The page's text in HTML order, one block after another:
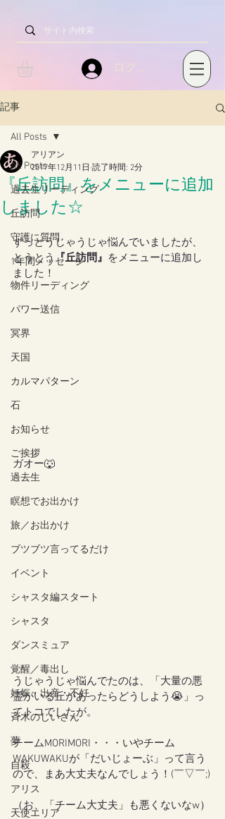
ログイン
記事
All Posts
過去生リーディング
丘訪問
守護に質問
1年間メッセージ
物件リーディング
パワー送信
冥界
天国
カルマパターン
石
お知らせ
ご挨拶
過去生
瞑想でお出かけ
旅／お出かけ
ブツブツ言ってるだけ
イベント
シャスタ編スタート
シャスタ
ダンスミュア
覚醒／毒出し
妊娠・出産・不妊
斉木のじいさん
夢
自殺
アリス
天使エリア
All Posts
『丘訪問』をメニューに追加
しました☆
アリアン
2017年12月11日 読了時間: 2分
ずっとうじゃうじゃ悩んでいましたが、
とうとう『丘訪問』 をメニューに追加し
ました！
ガオー🐺
うじゃうじゃ悩んでたのは、「大量の悪
霊がいる丘があったらどうしよう😭」っ
てトコでしたが。
チームMORIMORI・・・いやチーム
WAKUWAKUが「だいじょーぶ」って言う
ので、まあ大丈夫なんでしょう！(￣▽￣;)
（お、「チーム大丈夫」も悪くないなw）